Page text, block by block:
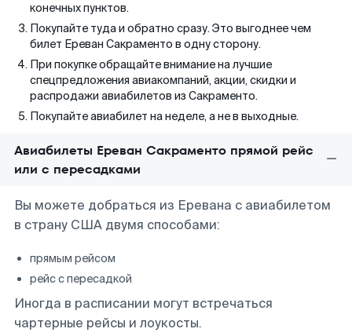
конечных пунктов.
Покупайте туда и обратно сразу. Это выгоднее чем
билет Ереван Сакраменто в одну сторону.
При покупке обращайте внимание на лучшие
спецпредложения авиакомпаний, акции, скидки и
распродажи авиабилетов из Сакраменто.
Покупайте авиабилет на неделе, а не в выходные.
Авиабилеты Ереван Сакраменто прямой рейс
или с пересадками
Вы можете добраться из Еревана с авиабилетом
в страну США двумя способами:
прямым рейсом
рейс с пересадкой
Иногда в расписании могут встречаться
чартерные рейсы и лоукосты.